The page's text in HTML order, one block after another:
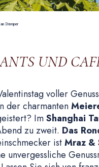
Stemper
UND
voller
der charmanten
ImShanghai
zu zweit. Das
istMraz &
unvergessliche